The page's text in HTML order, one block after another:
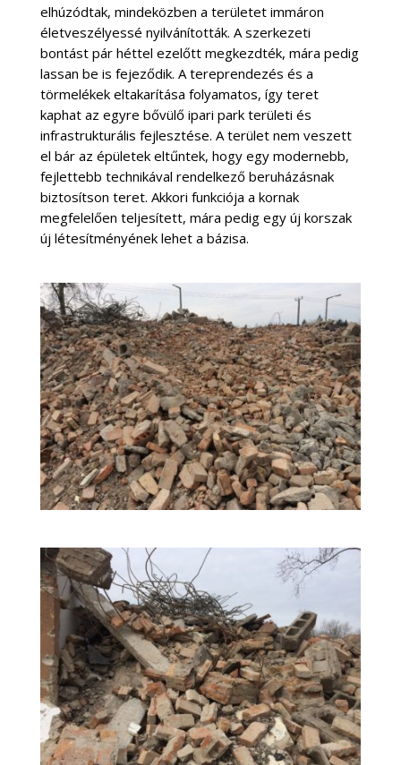
elhúzódtak, mindeközben a területet immáron
életveszélyessé nyilvánították. A szerkezeti
bontást pár héttel ezelőtt megkezdték, mára pedig
lassan be is fejeződik. A tereprendezés és a
törmelékek eltakarítása folyamatos, így teret
kaphat az egyre bővülő ipari park területi és
infrastrukturális fejlesztése. A terület nem veszett
el bár az épületek eltűntek, hogy egy modernebb,
fejlettebb technikával rendelkező beruházásnak
biztosítson teret. Akkori funkciója a kornak
megfelelően teljesített, mára pedig egy új korszak
új létesítményének lehet a bázisa.